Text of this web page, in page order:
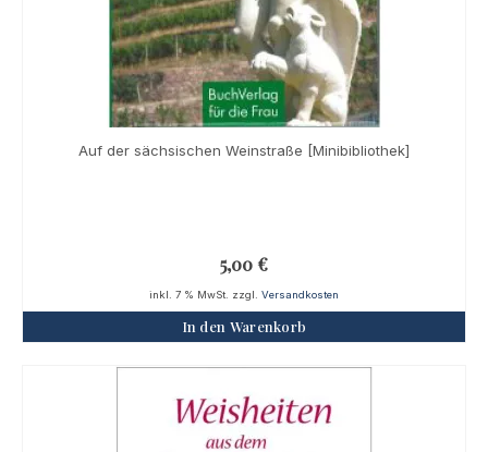
Auf der sächsischen Weinstraße [Minibibliothek]
5,00 €
inkl. 7 % MwSt. zzgl. Versandkosten
In den Warenkorb